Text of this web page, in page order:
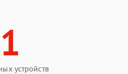
устройств